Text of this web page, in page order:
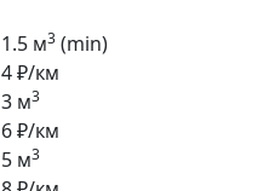
1.5 м3 (min)
4 ₽/км
3 м3
6 ₽/км
5 м3